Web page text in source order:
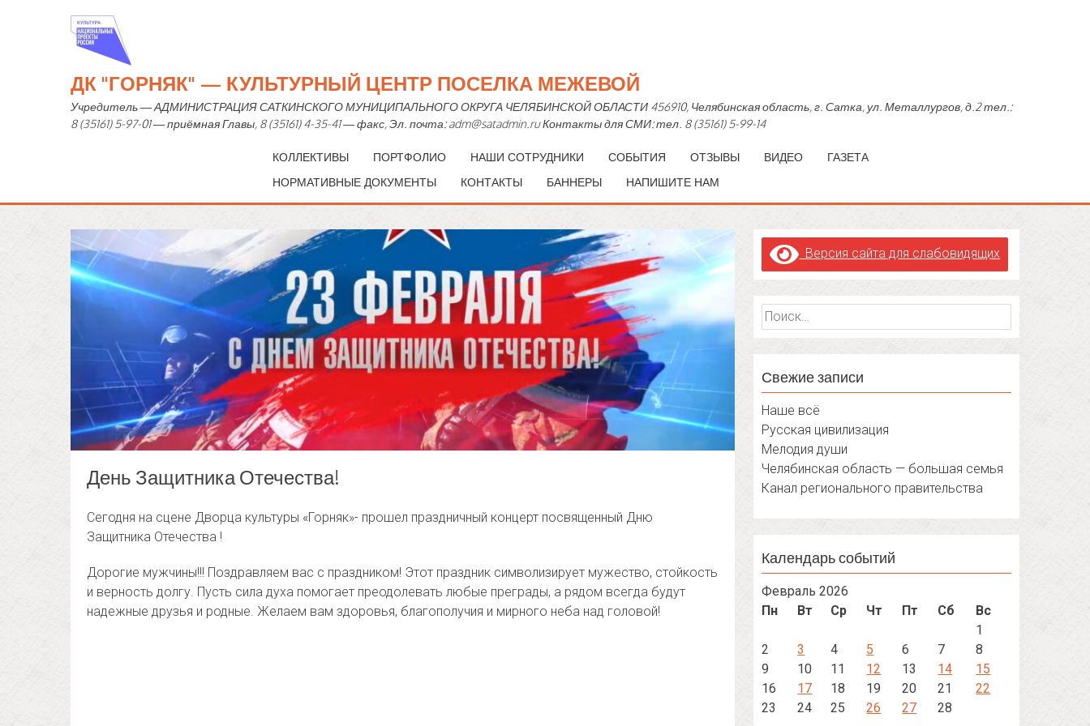
ДК "ГОРНЯК" — КУЛЬТУРНЫЙ ЦЕНТР ПОСЕЛКА МЕЖЕВОЙ
Учредитель — АДМИНИСТРАЦИЯ САТКИНСКОГО МУНИЦИПАЛЬНОГО ОКРУГА ЧЕЛЯБИНСКОЙ ОБЛАСТИ 456910, Челябинская область, г. Сатка, ул. Металлургов, д.2 тел.:
8 (35161) 5-97-01 — приёмная Главы, 8 (35161) 4-35-41 — факс, Эл. почта: adm@satadmin.ru Контакты для СМИ: тел. 8 (35161) 5-99-14
КОЛЛЕКТИВЫ ПОРТФОЛИО НАШИ СОТРУДНИКИ СОБЫТИЯ ОТЗЫВЫ ВИДЕО
ГАЗЕТА
НОРМАТИВНЫЕ ДОКУМЕНТЫ
КОНТАКТЫ БАННЕРЫ НАПИШИТЕ НАМ
День Защитника Отечества!
Сегодня на сцене Дворца культуры «Горняк»- прошел праздничный концерт посвященный Дню
Защитника Отечества !
Дорогие мужчины!!! Поздравляем вас с праздником! Этот праздник символизирует мужество, стойкость
и верность долгу. Пусть сила духа помогает преодолевать любые преграды, а рядом всегда будут
надежные друзья и родные. Желаем вам здоровья, благополучия и мирного неба над головой!
Версия сайта для слабовидящих
Найти:
Свежие записи
Наше всё
Русская цивилизация
Мелодия души
Челябинская область — большая семья
Канал регионального правительства
Календарь событий
Февраль 2026
Пн
Вт Ср Чт Пт Сб
Вс
1
2
3 4 5 6 7
8
9
10 11 12 13 14
15
16
17 18 19 20 21
22
23
24 25 26 27 28